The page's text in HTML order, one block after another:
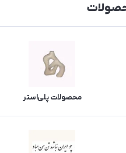
محصولات پلی‌استر